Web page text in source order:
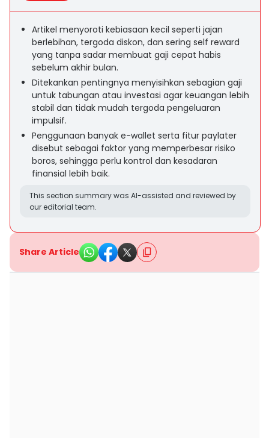
Artikel menyoroti kebiasaan kecil seperti jajan
berlebihan, tergoda diskon, dan sering self reward
yang tanpa sadar membuat gaji cepat habis
sebelum akhir bulan.
Ditekankan pentingnya menyisihkan sebagian gaji
untuk tabungan atau investasi agar keuangan lebih
stabil dan tidak mudah tergoda pengeluaran
impulsif.
Penggunaan banyak e-wallet serta fitur paylater
disebut sebagai faktor yang memperbesar risiko
boros, sehingga perlu kontrol dan kesadaran
finansial lebih baik.
This section summary was AI-assisted and reviewed by
our editorial team.
Share Article